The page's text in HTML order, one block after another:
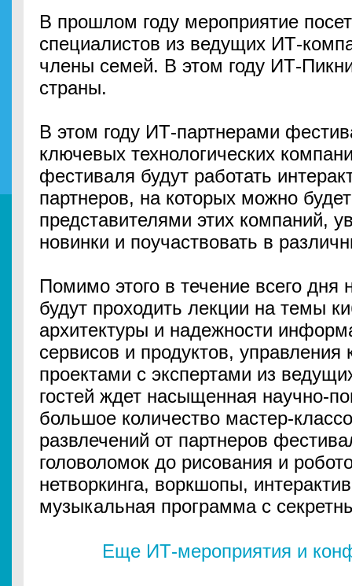
В прошлом году мероприятие
специалистов из ведущих ИТ-
члены семей. В этом году ИТ-
страны.
В этом году ИТ-партнерами
ключевых технологических
фестиваля будут работать
партнеров, на которых можно
представителями этих компаний,
новинки и поучаствовать в
Помимо этого в течение всего
будут проходить лекции на темы
архитектуры и надежности
сервисов и продуктов,
проектами с экспертами из
гостей ждет насыщенная научно-
большое количество мастер-
развлечений от партнеров
головоломок до рисования и
нетворкинга, воркшопы,
музыкальная программа с
Еще ИТ-мероприятия и